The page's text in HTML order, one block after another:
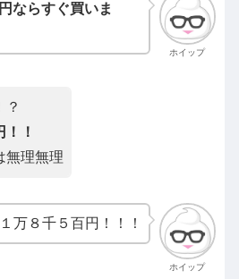
ホイップ
ならすぐ買いま
？
！！
無理無理
ホイップ
１万８千５百円！！！